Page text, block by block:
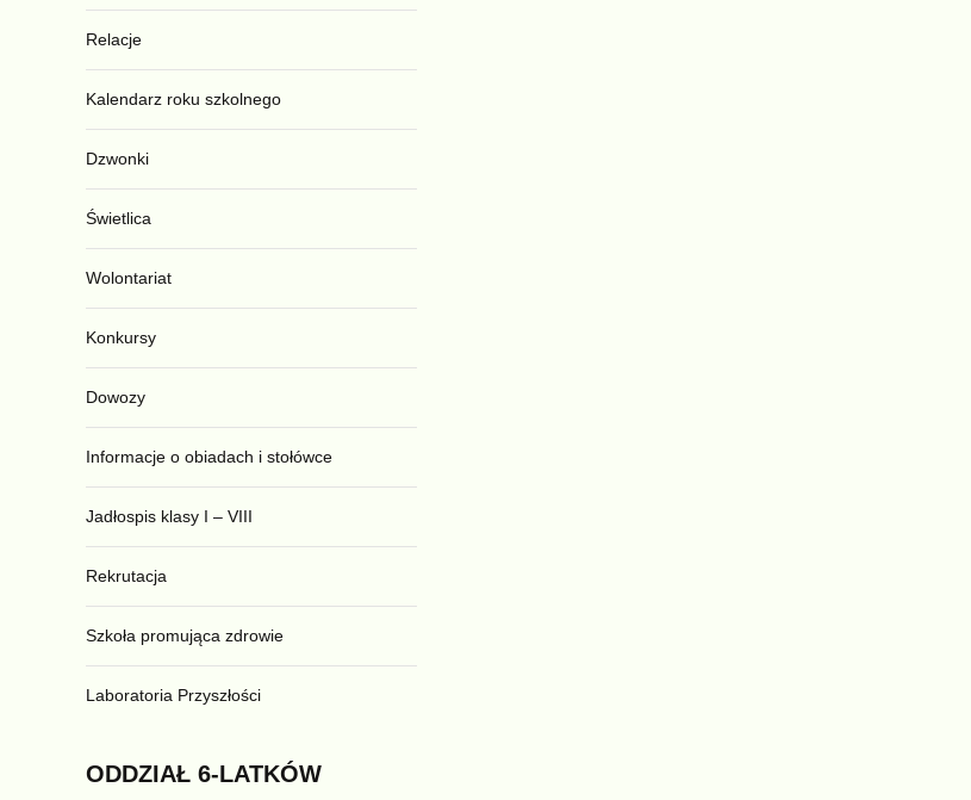
Relacje
Kalendarz roku szkolnego
Dzwonki
Świetlica
Wolontariat
Konkursy
Dowozy
Informacje o obiadach i stołówce
Jadłospis klasy I – VIII
Rekrutacja
Szkoła promująca zdrowie
Laboratoria Przyszłości
ODDZIAŁ 6-LATKÓW